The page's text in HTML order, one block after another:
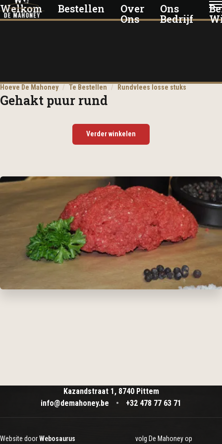
Welkom Bestellen
Over
Ons
Ons
Bedrijf
Hoeve De Mahoney / Te Bestellen / Rundvlees losse stuks
Gehakt puur rund
Verder winkelen
Kazandstraat 1, 8740 Pittem
info@demahoney.be
• +32 478 77 63 71
volg De Mahoney op
Website doorWebosaurus